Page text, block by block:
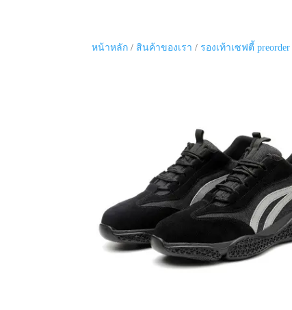
หน้าหลัก / สินค้าของเรา / รองเท้าเซฟตี้ preorder